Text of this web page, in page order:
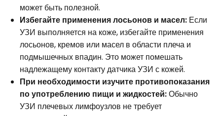
может быть полезной.
Избегайте применения лосьонов и масел: Если
УЗИ выполняется на коже, избегайте применения
лосьонов, кремов или масел в области плеча и
подмышечных впадин. Это может помешать
надлежащему контакту датчика УЗИ с кожей.
При необходимости изучите противопоказания
по употреблению пищи и жидкостей:Обычно
УЗИ плечевых лимфоузлов не требует